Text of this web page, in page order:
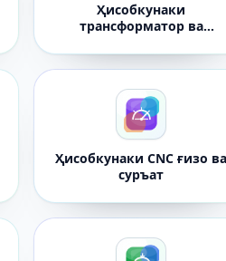
Ҳисобкунаки
трансформатор ва
Ҳисобкунаки CNC ғизо
суръат